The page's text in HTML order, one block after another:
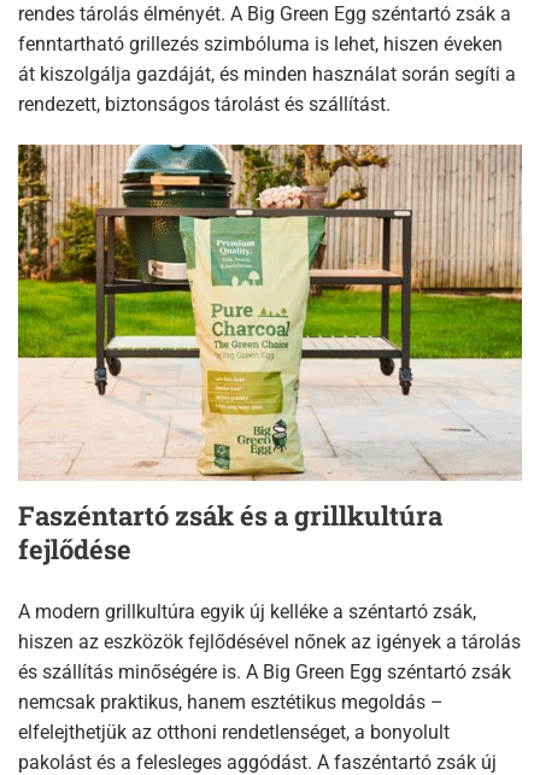
rendes tárolás élményét. A Big Green Egg széntartó zsák a
fenntartható grillezés szimbóluma is lehet, hiszen éveken
át kiszolgálja gazdáját, és minden használat során segíti a
rendezett, biztonságos tárolást és szállítást.
Faszéntartó zsák és a grillkultúra
fejlődése
A modern grillkultúra egyik új kelléke a széntartó zsák,
hiszen az eszközök fejlődésével nőnek az igények a tárolás
és szállítás minőségére is. A Big Green Egg széntartó zsák
nemcsak praktikus, hanem esztétikus megoldás –
elfelejthetjük az otthoni rendetlenséget, a bonyolult
pakolást és a felesleges aggódást. A faszéntartó zsák új